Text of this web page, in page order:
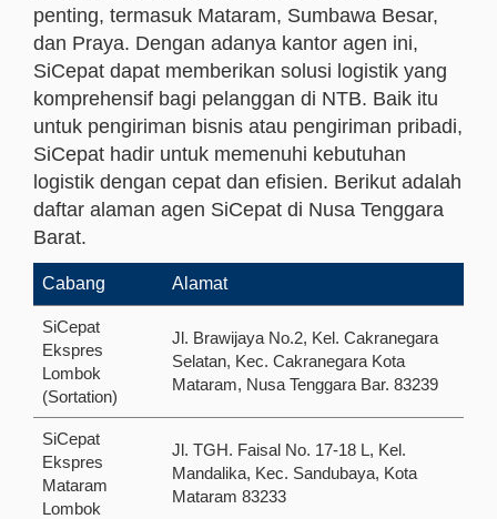
penting, termasuk Mataram, Sumbawa Besar,
dan Praya. Dengan adanya kantor agen ini,
SiCepat dapat memberikan solusi logistik yang
komprehensif bagi pelanggan di NTB. Baik itu
untuk pengiriman bisnis atau pengiriman pribadi,
SiCepat hadir untuk memenuhi kebutuhan
logistik dengan cepat dan efisien. Berikut adalah
daftar alaman agen SiCepat di Nusa Tenggara
Barat.
Cabang Alamat
SiCepat
Ekspres
Lombok
(Sortation)
Jl. Brawijaya No.2, Kel. Cakranegara
Selatan, Kec. Cakranegara Kota
Mataram, Nusa Tenggara Bar. 83239
SiCepat
Ekspres
Mataram
Lombok
Jl. TGH. Faisal No. 17-18 L, Kel.
Mandalika, Kec. Sandubaya, Kota
Mataram 83233